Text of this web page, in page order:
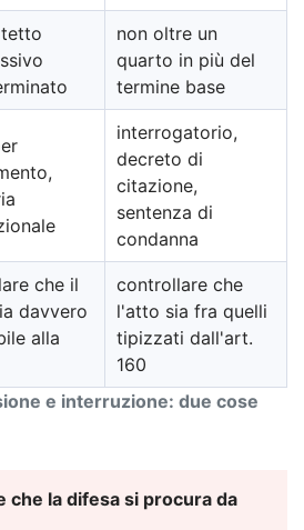
e interruzione: due cose
tetto
non oltre un
quarto in più del
termine base
interrogatorio,
decreto di
citazione,
sentenza di
condanna
che il
davvero
alla
controllare che
l'atto sia fra quelli
tipizzati dall'art.
160
che la difesa si procura da